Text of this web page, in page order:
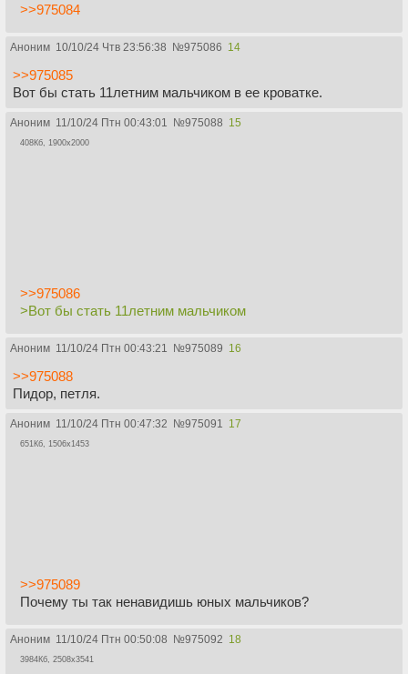
>>975084
Аноним 10/10/24 Чтв 23:56:38 №975086 14
>>975085
Вот бы стать 11летним мальчиком в ее кроватке.
Аноним 11/10/24 Птн 00:43:01 №975088 15
408Кб, 1900x2000
>>975086
>Вот бы стать 11летним мальчиком
Аноним 11/10/24 Птн 00:43:21 №975089 16
>>975088
Пидор, петля.
Аноним 11/10/24 Птн 00:47:32 №975091 17
651Кб, 1506x1453
>>975089
Почему ты так ненавидишь юных мальчиков?
Аноним 11/10/24 Птн 00:50:08 №975092 18
3984Кб, 2508x3541